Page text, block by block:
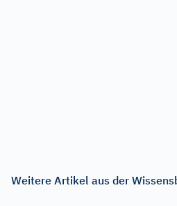
Weitere Artikel aus der